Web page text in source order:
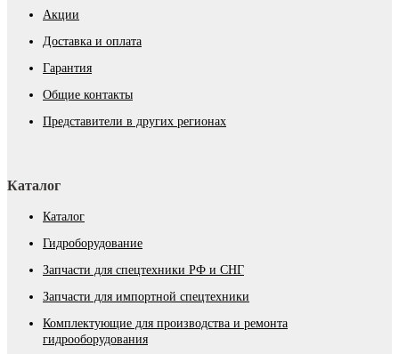
Акции
Доставка и оплата
Гарантия
Общие контакты
Представители в других регионах
Каталог
Каталог
Гидроборудование
Запчасти для спецтехники РФ и СНГ
Запчасти для импортной спецтехники
Комплектующие для производства и ремонта
гидрооборудования